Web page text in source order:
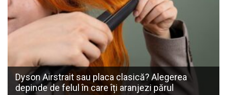
Dyson Airstrait sau placa clasică? Alegerea
depinde de felul în care îți aranjezi părul